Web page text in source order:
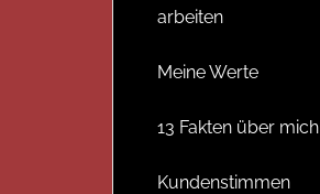
arbeiten
Meine Werte
13 Fakten über mich
Kundenstimmen